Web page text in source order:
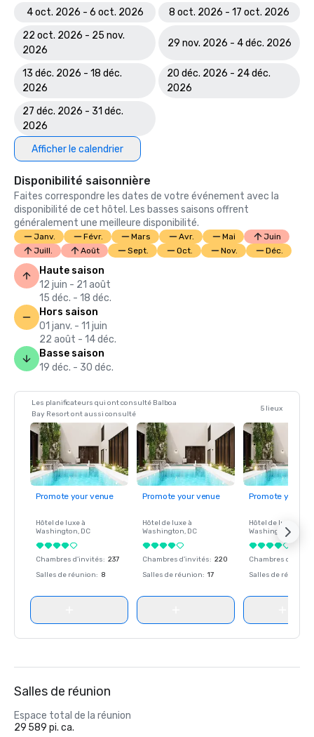
4 oct. 2026 - 6 oct. 2026
8 oct. 2026 - 17 oct. 2026
22 oct. 2026 - 25 nov.
2026
29 nov. 2026 - 4 déc. 2026
13 déc. 2026 - 18 déc.
2026
20 déc. 2026 - 24 déc.
2026
27 déc. 2026 - 31 déc.
2026
Afficher le calendrier
Disponibilité saisonnière
Faites correspondre les dates de votre événement avec la
disponibilité de cet hôtel. Les basses saisons offrent
généralement une meilleure disponibilité.
Janv. Févr. Mars Avr. Mai
Juin
Juill.
Août Sept. Oct. Nov. Déc.
Haute saison
12 juin - 21 août
15 déc. - 18 déc.
Hors saison
01 janv. - 11 juin
22 août - 14 déc.
Basse saison
19 déc. - 30 déc.
Les planificateurs qui ont consulté Balboa
Bay Resort ont aussi consulté
5 lieux
Promote your venue
Hôtel de luxe à
Washington, DC
Chambres d'invités: 237
Salles de réunion: 8
Promote your venue
Hôtel de luxe à
Washington, DC
Chambres d'invités: 220
Salles de réunion: 17
Promote your
Hôtel de luxe à
Washington
Chambres
Salles de réunion
Salles de réunion
Espace total de la réunion
29 589 pi. ca.